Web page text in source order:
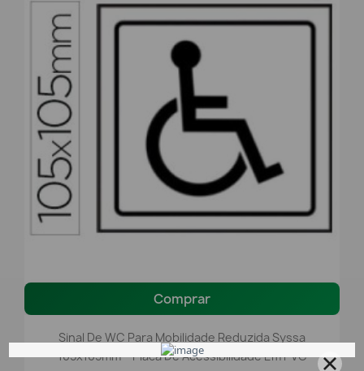
Comprar
Sinal De WC Para Mobilidade Reduzida Syssa
105x105mm – Placa De Acessibilidade Em PVC